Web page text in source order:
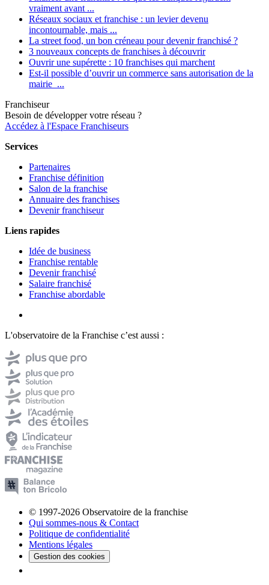
vraiment avant ...
Réseaux sociaux et franchise : un levier devenu
incontournable, mais ...
La street food, un bon créneau pour devenir franchisé ?
3 nouveaux concepts de franchises à découvrir
Ouvrir une supérette : 10 franchises qui marchent
Est-il possible d’ouvrir un commerce sans autorisation de la
mairie ...
Franchiseur
Besoin de développer votre réseau ?
Accédez à l'Espace Franchiseurs
Services
Partenaires
Franchise définition
Salon de la franchise
Annuaire des franchises
Devenir franchiseur
Liens rapides
Idée de business
Franchise rentable
Devenir franchisé
Salaire franchisé
Franchise abordable
L'observatoire de la Franchise c’est aussi :
© 1997-2026 Observatoire de la franchise
Qui sommes-nous & Contact
Politique de confidentialité
Mentions légales
Gestion des cookies